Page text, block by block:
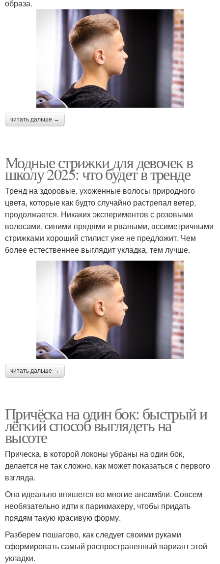
образа.
читать дальше →
Модные стрижки для девочек в
школу 2025: что будет в тренде
Тренд на здоровые, ухоженные волосы природного
цвета, которые как будто случайно растрепал ветер,
продолжается. Никаких экспериментов с розовыми
волосами, синими прядями и рваными, ассиметричными
стрижками хороший стилист уже не предложит. Чем
более естественнее выглядит укладка, тем лучше.
читать дальше →
Причёска на один бок: быстрый и
лёгкий способ выглядеть на
высоте
Прическа, в которой локоны убраны на один бок,
делается не так сложно, как может показаться с первого
взгляда.
Она идеально впишется во многие ансамбли. Совсем
необязательно идти к парикмахеру, чтобы придать
прядям такую красивую форму.
Разберем пошагово, как следует своими руками
сформировать самый распространенный вариант этой
укладки.